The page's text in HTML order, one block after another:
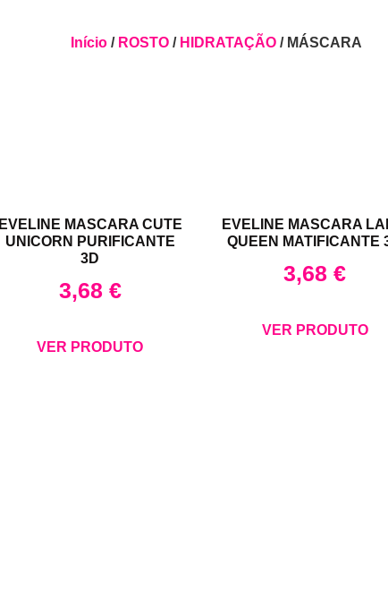
Início / ROSTO / HIDRATAÇÃO / MÁSCARA
EVELINE MASCARA CUTE
UNICORN PURIFICANTE
3D
3,68 €
VER PRODUTO
EVELINE MASCARA
QUEEN MATIFICANTE
3,68€
VER PRODUTO